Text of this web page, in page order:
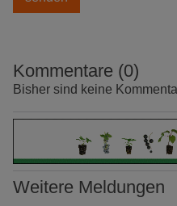
Kommentare (0)
Bisher sind keine
Weitere Meldungen